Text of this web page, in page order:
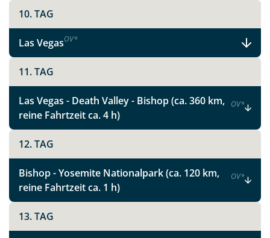
Link kopieren
10. TAG
Las VegasOV*
11. TAG
Las Vegas - Death Valley - Bishop (ca. 360 km,
reine Fahrtzeit ca. 4 h)
OV*
12. TAG
Bishop - Yosemite Nationalpark (ca. 120 km,
reine Fahrtzeit ca. 1 h)
OV*
13. TAG